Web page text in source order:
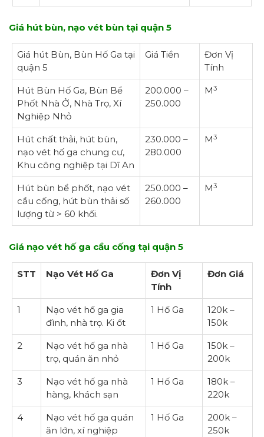
Giá hút bùn, nạo vét bùn tại quận 5
Giá hút Bùn, Bùn Hố Ga tại
quận 5
Giá Tiền
Đơn Vị
Tính
Hút Bùn Hố Ga, Bùn Bể
Phốt Nhà Ở, Nhà Trọ, Xí
Nghiệp Nhỏ
200.000 –
250.000
M3
Hút chất thải, hút bùn,
nạo vét hố ga chung cư,
Khu công nghiệp tại Dĩ An
230.000 –
280.000
M3
Hút bùn bể phốt, nạo vét
cầu cống, hút bùn thải số
lượng từ > 60 khối.
250.000 –
260.000
M3
Giá nạo vét hố ga cầu cống tại quận 5
STT Nạo Vét Hố Ga
Đơn Vị
Tính
Đơn Giá
1
Nạo vét hố ga gia
đình, nhà trọ. Ki ốt
1 Hố Ga
120k –
150k
2
Nạo vét hố ga nhà
trọ, quán ăn nhỏ
1 Hố Ga
150k –
200k
3
Nạo vét hố ga nhà
hàng, khách sạn
1 Hố Ga
180k –
220k
4
Nạo vét hố ga quán
ăn lớn, xí nghiệp
1 Hố Ga
200k –
250k